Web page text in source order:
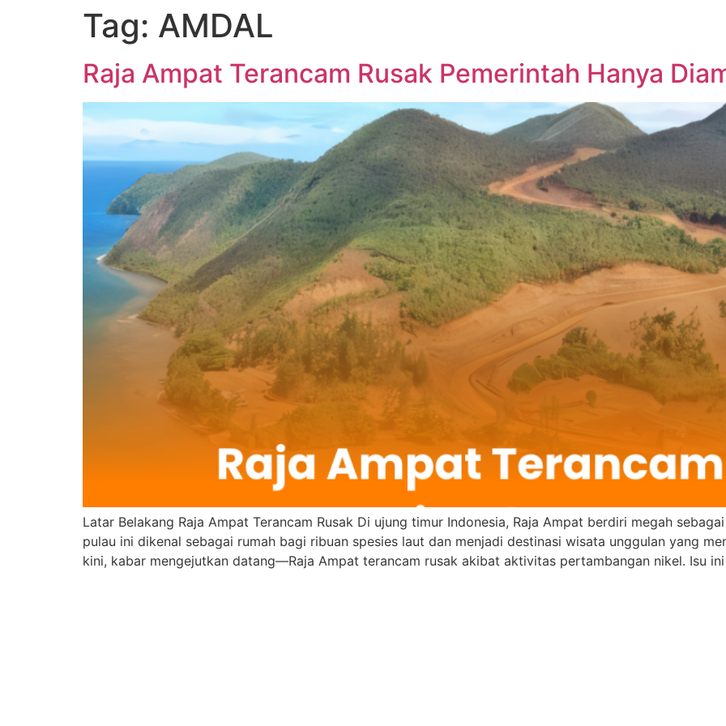
Tag: AMDAL
Raja Ampat Terancam Rusak Pemerintah Hanya
Latar Belakang Raja Ampat Terancam Rusak Di ujung timur Indonesia, Raja Ampat berdiri megah
pulau ini dikenal sebagai rumah bagi ribuan spesies laut dan menjadi destinasi wisata unggulan yang
kini, kabar mengejutkan datang—Raja Ampat terancam rusak akibat aktivitas pertambangan nikel. Isu